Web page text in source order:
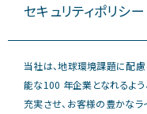
セキュリティポリシー
当社は、地球環境課題に配慮
能な100 年企業となれるよ
充実させ、お客様の豊かな